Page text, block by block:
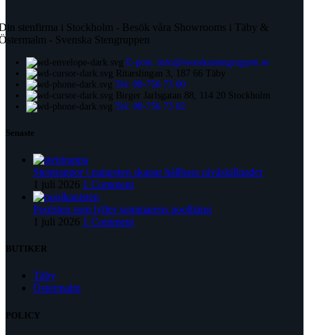
stenfirma i Stockholm - Besök våra Showrooms i Täby &
- Svenska Stengruppen
E-post: info@svenskastengruppen.se
Ritarslingan 3, 187 66 Täby
Tel: 08-756 73 00
Birger Jarlsgatan 88, 114 20 Stockholm
Tel: 08-756 73 02
Senaste
Stentrappor i natursten skapar hållbara nivåskillnader
1 juli 2026 1 Comment
Poolsten som lyfter sommarens poolhäng
1 juli 2026 1 Comment
BUTIKER
Täby
Östermalm
POLICY